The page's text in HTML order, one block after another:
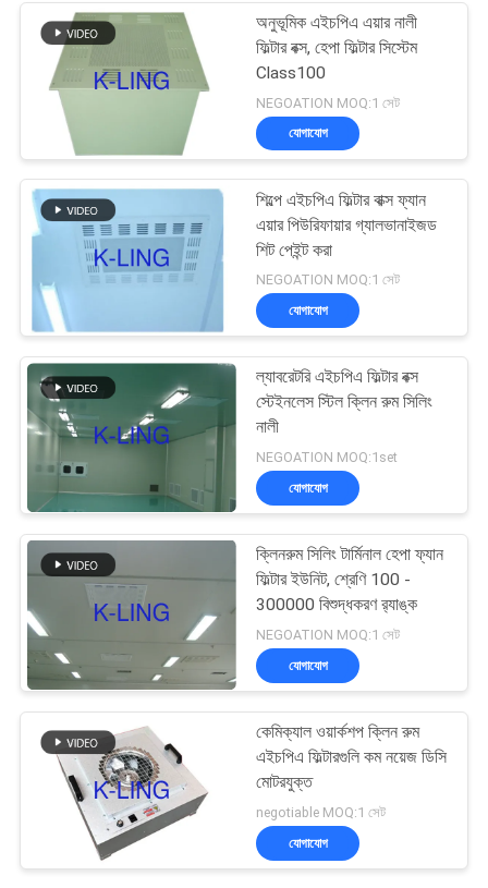
সফটওয়াল ক্লিন রুম
ফ্যান ফিল্টার ইউনিট
লামিনার ফ্লো ক্যাবিনেটস
92
এইচপিএ ফিল্টার বক্স
অনুভূমিক এইচপিএ এয়ার নালী
ফিল্টার বক্স, হেপা ফিল্টার সিস্টেম
Class100
NEGOATION MOQ:1 সেট
যোগাযোগ
শিল্পে এইচপিএ ফিল্টার বাক্স ফ্যান
এয়ার পিউরিফায়ার গ্যালভানাইজড
শিট পেইন্ট করা
NEGOATION MOQ:1 সেট
যোগাযোগ
ল্যাবরেটরি এইচপিএ ফিল্টার বক্স
স্টেইনলেস স্টিল ক্লিন রুম সিলিং
নালী
NEGOATION MOQ:1set
যোগাযোগ
ক্লিনরুম সিলিং টার্মিনাল হেপা ফ্যান
ফিল্টার ইউনিট, শ্রেণি 100 -
300000 বিশুদ্ধকরণ র‌্যাঙ্ক
NEGOATION MOQ:1 সেট
যোগাযোগ
কেমিক্যাল ওয়ার্কশপ ক্লিন রুম
এইচপিএ ফিল্টারগুলি কম নয়েজ ডিসি
মোটরযুক্ত
negotiable MOQ:1 সেট
যোগাযোগ